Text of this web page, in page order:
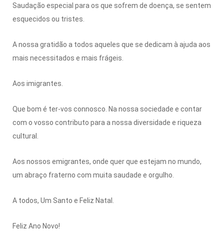
Saudação especial para os que sofrem de doença, se sentem
esquecidos ou tristes.
A nossa gratidão a todos aqueles que se dedicam à ajuda aos
mais necessitados e mais frágeis.
Aos imigrantes.
Que bom é ter-vos connosco. Na nossa sociedade e contar
com o vosso contributo para a nossa diversidade e riqueza
cultural.
Aos nossos emigrantes, onde quer que estejam no mundo,
um abraço fraterno com muita saudade e orgulho.
A todos, Um Santo e Feliz Natal.
Feliz Ano Novo!